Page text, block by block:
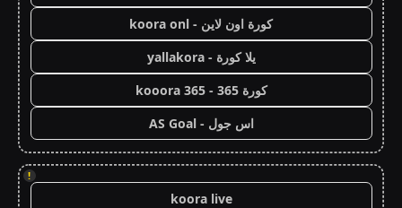
كورة اون لاين - koora onl
يلا كورة - yallakora
كورة 365 - kooora 365
اس جول - AS Goal
!
koora live